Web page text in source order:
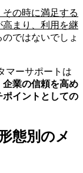
の時に満足する
まり、利用を継
ではないでしょ
マーサポートは
企業の信頼を高め
イントとしての
態別のメ